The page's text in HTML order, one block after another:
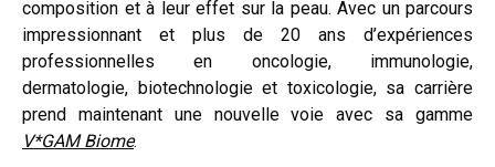
composition et à leur effet sur la peau. Avec un parcours
impressionnant et plus de 20 ans d’expériences
professionnelles en oncologie, immunologie,
dermatologie, biotechnologie et toxicologie, sa carrière
prend maintenant une nouvelle voie avec sa gamme
V*GAM Biome.